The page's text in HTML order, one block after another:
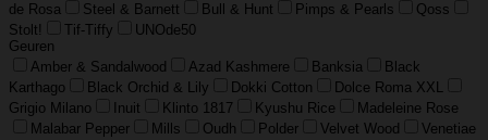
de Rosa
Steel & Barnett Bull & Hunt Pimps & Pearls
Qoss
Stolt!
Tif-Tiffy
UNOde50
Geuren
Amber & Sandalwood
Azad Kashmere Banksia
Black
Karthago
Black Orchid & Lily Dokki Cotton
Dolce Roma XXL
Grigio Milano
Inuit Klinto 1817 Kyushu Rice
Madeleine Rose
Malabar Pepper
Mills Oudh Polder Velvet Wood
Venetiae